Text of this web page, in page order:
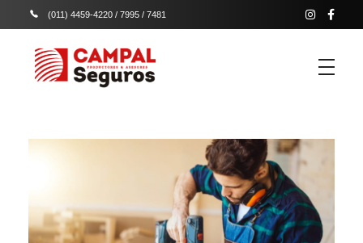
(011) 4459-4220 / 7995 / 7481